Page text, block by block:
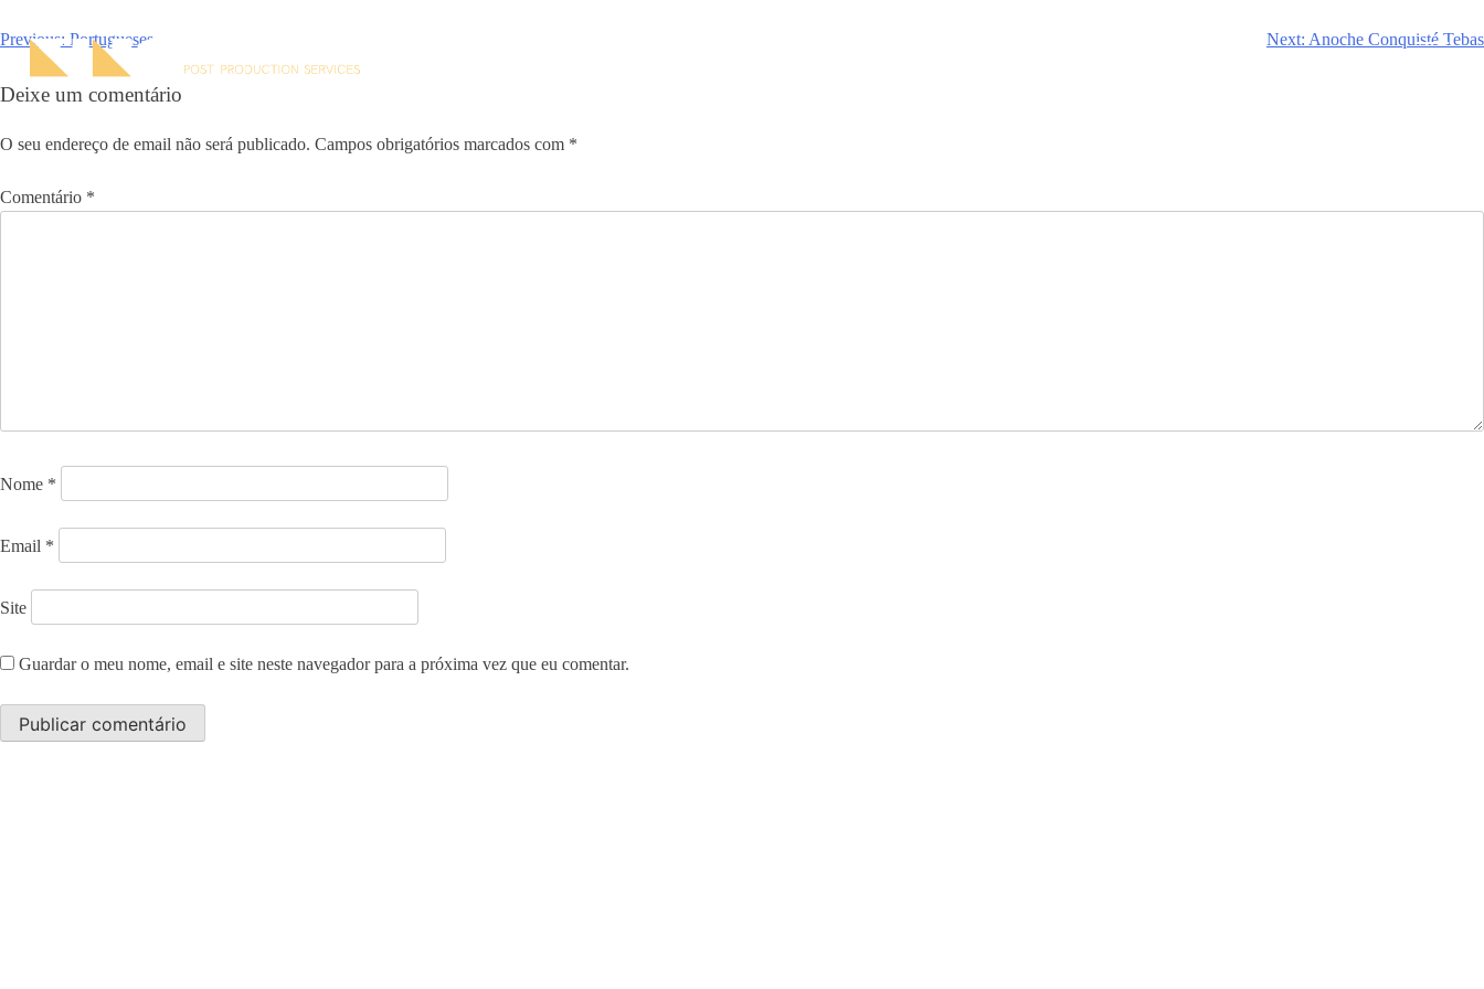
to
content
Navegação
de
Previous: Portugueses Next: Anoche Conquisté Tebas
Deixe um comentário
O seu endereço de email não será publicado. Campos obrigatórios marcados com *
Comentário *
Nome *
Email *
Site
Guardar o meu nome, email e site neste navegador para a próxima vez que eu comentar.